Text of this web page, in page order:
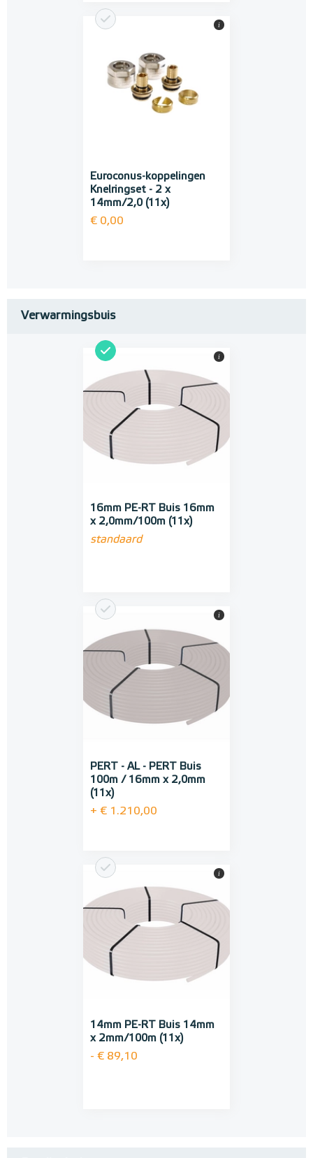
Euroconus-koppelingen
Knelringset - 2 x
14mm/2,0 (11x)
€ 0,00
i
Verwarmingsbuis
16mm PE-RT Buis 16mm
x 2,0mm/100m (11x)
standaard
i
PERT - AL - PERT Buis
100m / 16mm x 2,0mm
(11x)
+ € 1.210,00
i
14mm PE-RT Buis 14mm
x 2mm/100m (11x)
- € 89,10
i